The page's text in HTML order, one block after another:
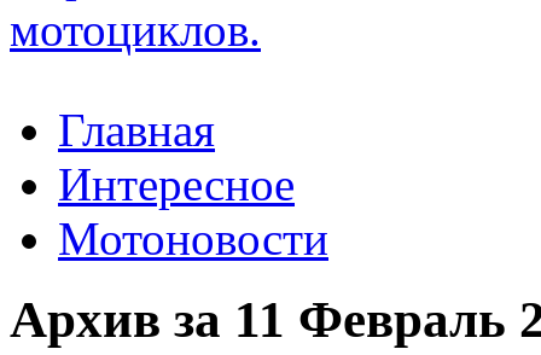
Главная
Интересное
Мотоновости
Архив за 11 Февраль